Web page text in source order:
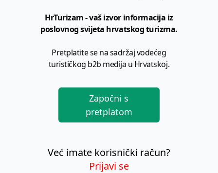
HrTurizam - vaš izvor informacija iz
poslovnog svijeta hrvatskog turizma.
Pretplatite se na sadržaj vodećeg
turističkog b2b medija u Hrvatskoj.
Započni s
pretplatom
Već imate korisnički račun?
Prijavi se